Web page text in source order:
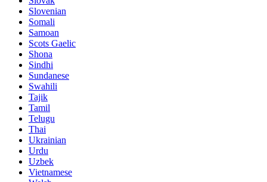
Slovenian
Somali
Samoan
Scots Gaelic
Shona
Sindhi
Sundanese
Swahili
Tajik
Tamil
Telugu
Thai
Ukrainian
Urdu
Uzbek
Vietnamese